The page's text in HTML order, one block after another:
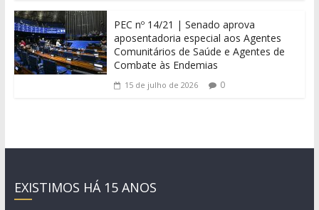
PEC nº 14/21 | Senado aprova
aposentadoria especial aos Agentes
Comunitários de Saúde e Agentes de
Combate às Endemias
15 de julho de 2026 0
EXISTIMOS HÁ 15 ANOS